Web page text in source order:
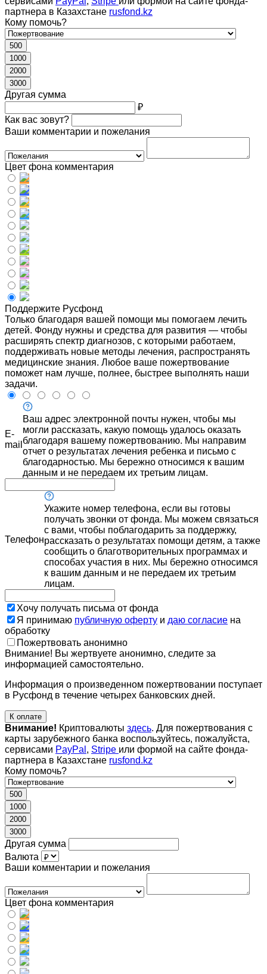
партнера в Казахстане rusfond.kz
Кому помочь?
500
1000
2000
3000
Другая сумма
₽
Как вас зовут?
Ваши комментарии и пожелания
Цвет фона комментария
Поддержите Русфонд
Только благодаря вашей помощи мы помогаем лечить
детей. Фонду нужны и средства для развития — чтобы
расширять спектр диагнозов, с которыми работаем,
поддерживать новые методы лечения, распространять
медицинские знания. Любое ваше пожертвование
поможет нам лучше, полнее, быстрее выполнять наши
задачи.
E-
mail
Ваш адрес электронной почты нужен, чтобы мы
могли рассказать, какую помощь удалось оказать
благодаря вашему пожертвованию. Мы направим
отчет о результатах лечения ребенка и письмо с
благодарностью. Мы бережно относимся к вашим
данным и не передаем их третьим лицам.
Телефон
Укажите номер телефона, если вы готовы
получать звонки от фонда. Мы можем связаться
с вами, чтобы поблагодарить за поддержку,
рассказать о результатах помощи детям, а также
сообщить о благотворительных программах и
способах участия в них. Мы бережно относимся
к вашим данным и не передаем их третьим
лицам.
Хочу получать письма от фонда
Я принимаю публичную оферту и даю согласие на
обработку
Пожертвовать анонимно
Внимание! Вы жертвуете анонимно, следите за
информацией самостоятельно.
Информация о произведенном пожертвовании поступает
в Русфонд в течение четырех банковских дней.
К оплате
Внимание! Криптовалюты здесь. Для пожертвования с
карты зарубежного банка воспользуйтесь, пожалуйста,
сервисами PayPal , Stripe или формой на сайте фонда-
партнера в Казахстане rusfond.kz
Кому помочь?
500
1000
2000
3000
Другая сумма
Валюта
Ваши комментарии и пожелания
Цвет фона комментария